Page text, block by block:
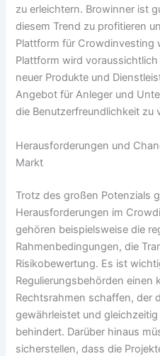
zu erleichtern. Browinner ist
diesem Trend zu profitieren
Plattform für Crowdinvesting
Plattform wird
neuer Produkte und
Angebot für Anleger und
die Benutzerfreundlichkeit zu
Herausforderungen und
Markt
Trotz des großen Potenzials
Herausforderungen im
gehören beispielsweise die
Rahmenbedingungen, die
Risikobewertung. Es ist
Regulierungsbehörden einen
Rechtsrahmen schaffen, der
gewährleistet und
behindert. Darüber hinaus
sicherstellen, dass die